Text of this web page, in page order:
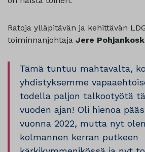
Ratoja ylläpitävän ja kehittävän
toiminnanjohtaja Jere
Tämä tuntuu mahtavalta,
yhdistyksemme
todella paljon talkootyötä
vuoden ajan! Oli hienoa
vuonna 2022, mutta nyt
kolmannen kerran putkeen